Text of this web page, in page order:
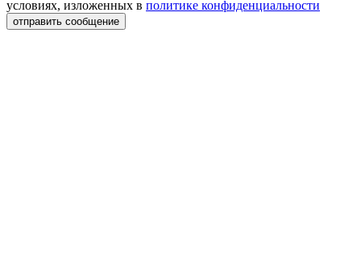
условиях, изложенных в политике конфиденциальности